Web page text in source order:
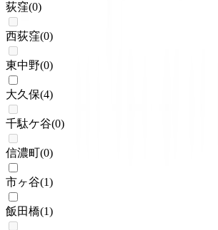
荻窪(0)
西荻窪(0)
東中野(0)
大久保(4)
千駄ケ谷(0)
信濃町(0)
市ヶ谷(1)
飯田橋(1)